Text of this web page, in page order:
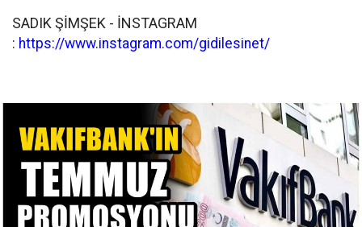
SADIK ŞİMŞEK - İNSTAGRAM
: https://www.instagram.com/gidilesinet/